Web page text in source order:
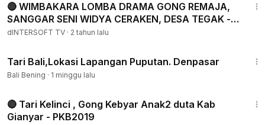
🔴 WIMBAKARA LOMBA DRAMA GONG REMAJA,
SANGGAR SENI WIDYA CERAKEN, DESA TEGAK -
PKB XLV TAHUN 2023
dINTERSOFT TV · 2 tahun lalu
Tari Bali,Lokasi Lapangan Puputan. Denpasar
Bali Bening · 1 minggu lalu
🔴 Tari Kelinci , Gong Kebyar Anak2 duta Kab
Gianyar - PKB2019